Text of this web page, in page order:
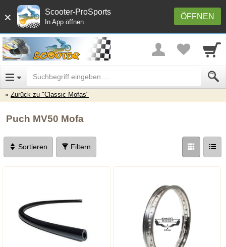
× ÖFFNEN
Scooter-ProSports
In App öffnen
Zurück zu "Classic Mofas"
Puch MV50 Mofa
Sortieren Filtern